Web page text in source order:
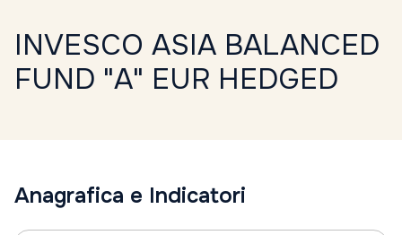
INVESCO ASIA BALANCED
FUND "A" EUR HEDGED
Anagrafica e Indicatori